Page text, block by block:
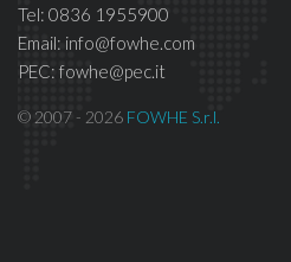
Tel: 0836 1955900
Email: info@fowhe.com
PEC: fowhe@pec.it
© 2007 - 2026 FOWHE S.r.l.